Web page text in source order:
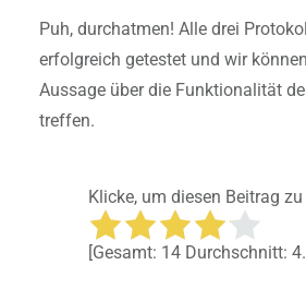
Puh, durchatmen! Alle drei
erfolgreich getestet und wir
Aussage über die Funktionalität
treffen.
Klicke, um diesen Beitrag
[Gesamt: 14 Durchschnitt: